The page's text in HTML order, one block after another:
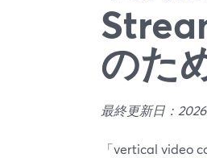
のた
最終更新日：
「vertical video